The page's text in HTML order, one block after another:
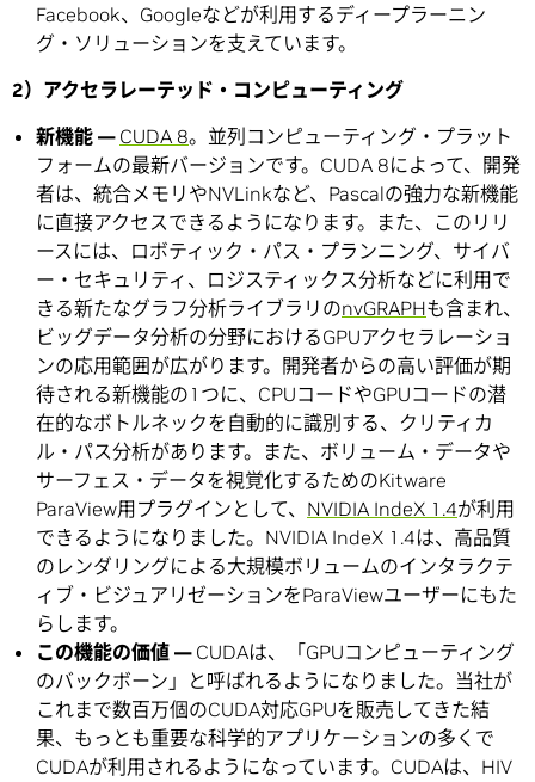
Facebook、Googleなどが利用するディープラーニン
グ・ソリューションを支えています。
2）アクセラレーテッド・コンピューティング
新機能 — CUDA 8。並列コンピューティング・プラット
フォームの最新バージョンです。CUDA 8によって、開発
者は、統合メモリやNVLinkなど、Pascalの強力な新機能
に直接アクセスできるようになります。また、このリリ
ースには、ロボティック・パス・プランニング、サイバ
ー・セキュリティ、ロジスティックス分析などに利用で
きる新たなグラフ分析ライブラリのnvGRAPHも含まれ、
ビッグデータ分析の分野におけるGPUアクセラレーショ
ンの応用範囲が広がります。開発者からの高い評価が期
待される新機能の1つに、CPUコードやGPUコードの潜
在的なボトルネックを自動的に識別する、クリティカ
ル・パス分析があります。また、ボリューム・データや
サーフェス・データを視覚化するためのKitware
ParaView用プラグインとして、 NVIDIA IndeX 1.4が利用
できるようになりました。NVIDIA IndeX 1.4は、高品質
のレンダリングによる大規模ボリュームのインタラクテ
ィブ・ビジュアリゼーションをParaViewユーザーにもた
らします。
この機能の価値 —CUDAは、「GPUコンピューティング
のバックボーン」と呼ばれるようになりました。当社が
これまで数百万個のCUDA対応GPUを販売してきた結
果、もっとも重要な科学的アプリケーションの多くで
CUDAが利用されるようになっています。CUDAは、HIV